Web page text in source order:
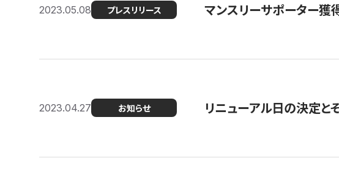
2023.05.08 プレスリリース マンスリーサポーター獲
2023.04.27 お知らせ リニューアル日の決定と